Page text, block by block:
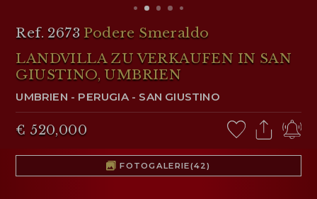
KUNDENBEREICH
WISHLIST ( 0)
Ref. 2673 Podere Smeraldo
LANDVILLA ZU VERKAUFEN IN SAN
GIUSTINO, UMBRIEN
UMBRIEN - PERUGIA- SAN GIUSTINO
€ 520,000
FOTOGALERIE(42)